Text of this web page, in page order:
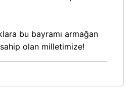
bu bayramı armağan
olan milletimize!